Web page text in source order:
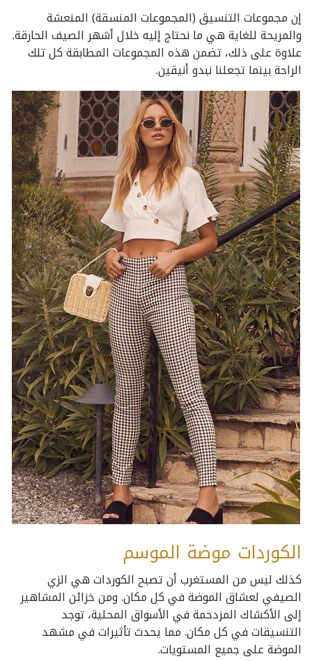
إن مجموعات التنسيق (المجموعات المنسقة) المنعشة
والمريحة للغاية هي ما نحتاج إليه خلال أشهر الصيف الحارقة.
علاوة على ذلك، تضمن هذه المجموعات المطابقة كل تلك
الراحة بينما تجعلنا نبدو أنيقين.
الكوردات موضة الموسم
كذلك ليس من المستغرب أن تصبح الكوردات هي الزي
الصيفي لعشاق الموضة في كل مكان. ومن خزائن المشاهير
إلى الأكشاك المزدحمة في الأسواق المحلية، توجد
التنسيقات في كل مكان. مما يحدث تأثيرات في مشهد
الموضة على جميع المستويات.